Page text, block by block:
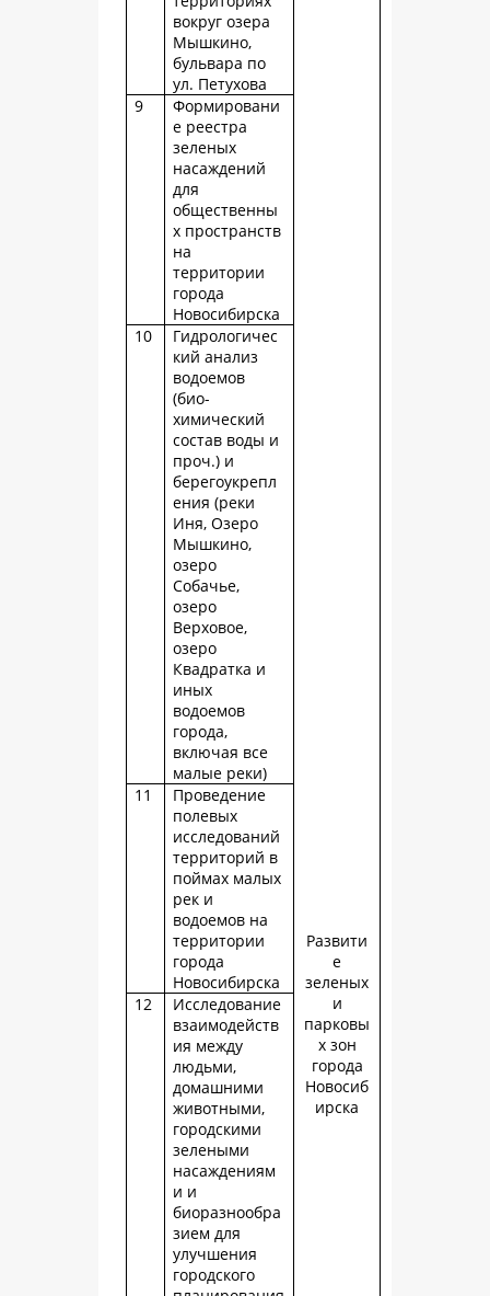
вокруг озера
Мышкино,
бульвара по
ул. Петухова
Развити
е
зеленых
и
парковы
х зон
города
Новосиб
ирска
9
Формировани
е реестра
зеленых
насаждений
для
общественны
х пространств
на
территории
города
Новосибирска
10
Гидрологичес
кий анализ
водоемов
(био-
химический
состав воды и
проч.) и
берегоукрепл
ения (реки
Иня, Озеро
Мышкино,
озеро
Собачье,
озеро
Верховое,
озеро
Квадратка и
иных
водоемов
города,
включая все
малые реки)
11
Проведение
полевых
исследований
территорий в
поймах малых
рек и
водоемов на
территории
города
Новосибирска
12
Исследование
взаимодейств
ия между
людьми,
домашними
животными,
городскими
зелеными
насаждениям
и и
биоразнообра
зием для
улучшения
городского